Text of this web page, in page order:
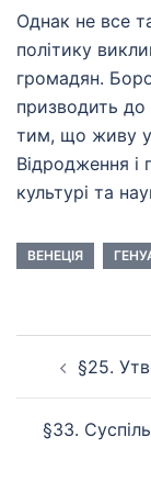
Однак не все
політику
громадян.
призводить
тим, що живу у
Відродження і
культурі та
ВЕНЕЦІЯ
§25.
§33.